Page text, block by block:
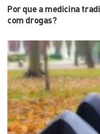
Por que a medicina
com drogas?